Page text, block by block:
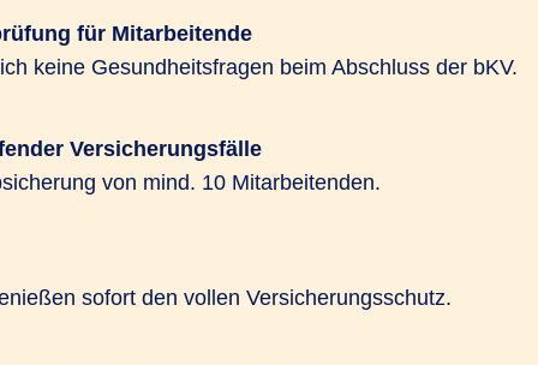
werden.
das R+V-Gesund­
in entgeltfreien Zeiten,
Gesundheitsvorsorge
für Mitarbeitende
keine Gesundheitsfragen beim Abschluss der bKV.
Versicherungsfälle
von mind. 10 Mitarbeitenden.
sofort den vollen Versicherungsschutz.